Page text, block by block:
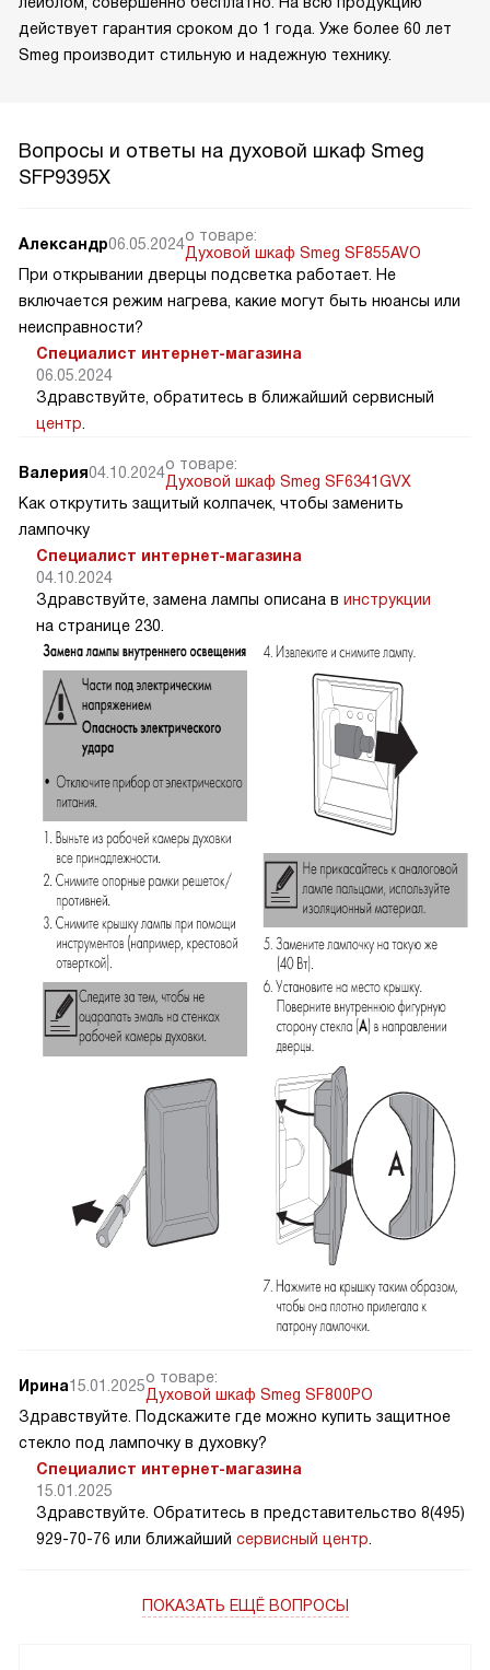
действует гарантия сроком до 1 года. Уже более 60 лет
Smeg производит стильную и надежную технику.
Вопросы и ответы на духовой шкаф Smeg
SFP9395X
Александр06.05.2024о товаре:
Духовой шкаф Smeg SF855AVO
При открывании дверцы подсветка работает. Не
включается режим нагрева, какие могут быть нюансы или
неисправности?
Специалист интернет-магазина
06.05.2024
Здравствуйте, обратитесь в ближайший сервисный
центр
Валерия04.10.2024о товаре:
Духовой шкаф Smeg SF6341GVX
Как открутить защитый колпачек, чтобы заменить
лампочку
Специалист интернет-магазина
04.10.2024
Здравствуйте, замена лампы описана в инструкции
на странице 230.
Ирина15.01.2025о товаре:
Духовой шкаф Smeg SF800PO
Здравствуйте. Подскажите где можно купить защитное
стекло под лампочку в духовку?
Специалист интернет-магазина
15.01.2025
Здравствуйте. Обратитесь в представительство 8(495)
929-70-76 или ближайший сервисный центр
ПОКАЗАТЬ ЕЩЁ ВОПРОСЫ